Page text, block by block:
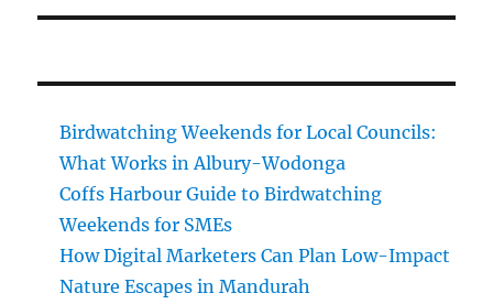
Birdwatching Weekends for Local Councils:
What Works in Albury-Wodonga
Coffs Harbour Guide to Birdwatching
Weekends for SMEs
How Digital Marketers Can Plan Low-Impact
Nature Escapes in Mandurah